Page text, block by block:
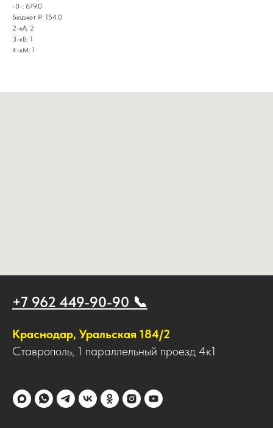
-0-: 679.0
Бюджет Р: 154.0
2-кА: 2
3-кБ: 1
4-кМ: 1
+7 962 449-90-90 📞
Краснодар, Уральская 184/2
Ставрополь, 1 параллельный проезд 4к1